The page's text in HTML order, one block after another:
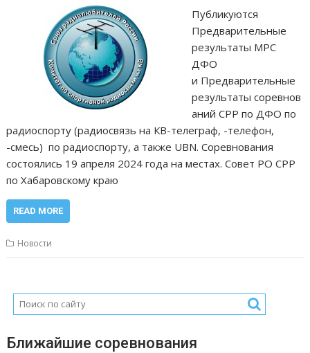
Публикуются
Предварительные
результаты МРС
ДФО
и Предварительные
результаты соревнов
аний СРР по ДФО по
радиоспорту (радиосвязь на КВ-телеграф, -телефон,
-смесь) по радиоспорту, а также UBN. Соревнования
состоялись 19 апреля 2024 года на местах. Совет РО СРР
по Хабаровскому краю
READ MORE
Новости
Ближайшие соревнования